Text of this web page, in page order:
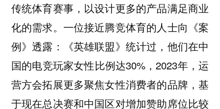
传统体育赛事，以设计更多的产品满足商业
化的需求。一位接近腾竞体育的人士向《案
例》透露：《英雄联盟》统计过，他们在中
国的电竞玩家女性比例达30%，2023年，运
营方会拓展更多聚焦女性消费者的品牌，基
于现在总决赛和中国区对增加赞助席位比较